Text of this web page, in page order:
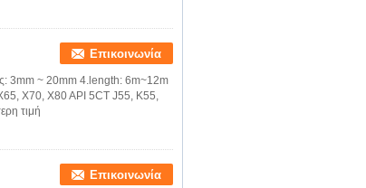
Επικοινωνία
3mm ~ 20mm 4.length: 6m~12m
X70, X80 API 5CT J55, K55,
τιμή
Επικοινωνία